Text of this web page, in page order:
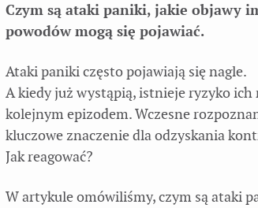
Czym są ataki paniki, jakie objawy
powodów mogą się pojawiać.
Ataki paniki często pojawiają się nagle.
A kiedy już wystąpią, istnieje ryzyko
kolejnym epizodem. Wczesne
kluczowe znaczenie dla odzyskania
Jak reagować?
W artykule omówiliśmy, czym są ataki